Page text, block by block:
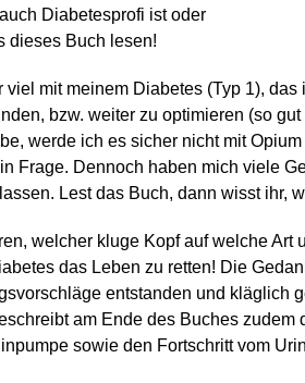
Diabetesprofi ist oder
dieses Buch lesen!
viel mit meinem Diabetes (Typ 1),
bzw. weiter zu optimieren (so
werde ich es sicher nicht mit
Frage. Dennoch haben mich viele
Lest das Buch, dann wisst ihr,
welcher kluge Kopf auf welche Art
das Leben zu retten! Die
entstanden und kläglich
am Ende des Buches zudem
sowie den Fortschritt vom